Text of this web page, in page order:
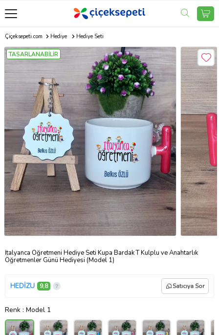
Çiçeksepeti.com Hediye Hediye Seti
TASARLANABİLİR
İtalyanca Öğretmeni Hediye Seti Kupa Bardak T Kulplu ve Anahtarlık
Öğretmenler Günü Hediyesi (Model 1)
HEDİZU 9,8 Satıcıya Sor
Renk : Model 1